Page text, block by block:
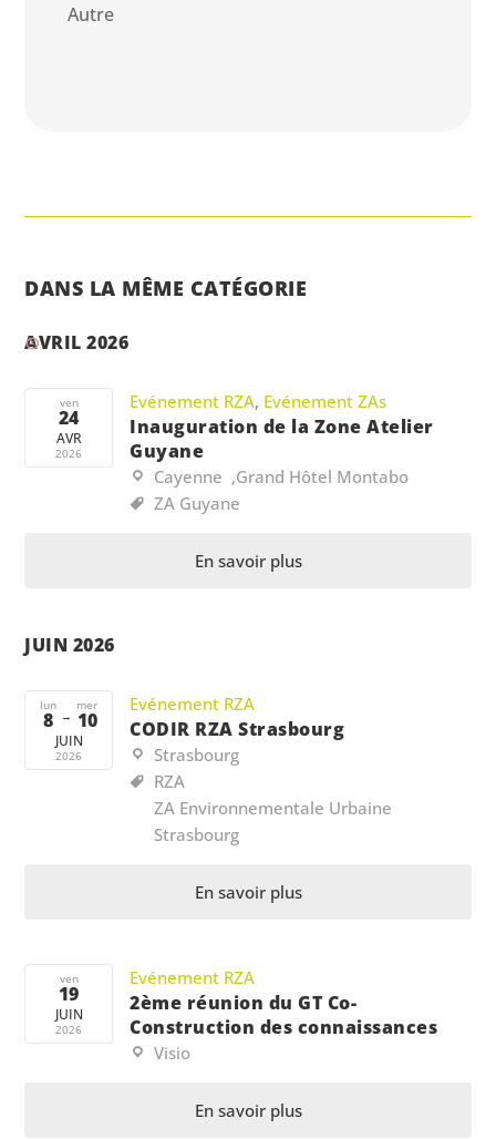
Autre
DANS LA MÊME CATÉGORIE
AVRIL 2026
ven
24
AVR
2026
Evénement RZA, Evénement ZAs
Inauguration de la Zone Atelier
Guyane
Cayenne ,Grand Hôtel Montabo
ZA Guyane
En savoir plus
JUIN 2026
lun
8 →
mer
10
JUIN
2026
Evénement RZA
CODIR RZA Strasbourg
Strasbourg
RZA
ZA Environnementale Urbaine
Strasbourg
En savoir plus
ven
19
JUIN
2026
Evénement RZA
2ème réunion du GT Co-
Construction des connaissances
Visio
En savoir plus